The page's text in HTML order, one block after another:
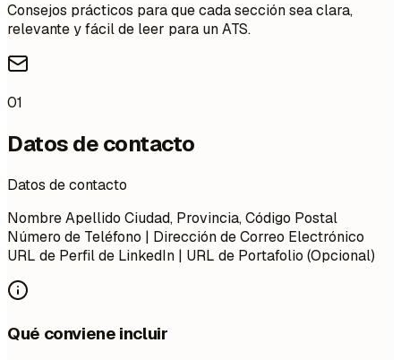
Consejos prácticos para que cada sección sea clara,
relevante y fácil de leer para un ATS.
01
Datos de contacto
Datos de contacto
Nombre Apellido Ciudad, Provincia, Código Postal
Número de Teléfono | Dirección de Correo Electrónico
URL de Perfil de LinkedIn | URL de Portafolio (Opcional)
Qué conviene incluir